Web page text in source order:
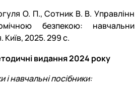
О. П., Сотник В. В.
безпекою:
Київ, 2025. 299 с.
видання 2024 року
і навчальні посібники: